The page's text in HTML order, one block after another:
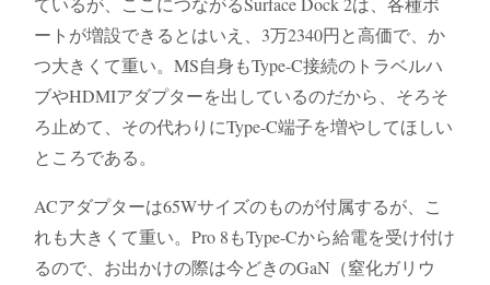
ートが増設できるとはいえ、3万2340円と高価で、か
つ大きくて重い。MS自身もType-C接続のトラベルハ
ブやHDMIアダプターを出しているのだから、そろそ
ろ止めて、その代わりにType-C端子を増やしてほしい
ところである。
ACアダプターは65Wサイズのものが付属するが、こ
れも大きくて重い。Pro 8もType-Cから給電を受け付け
るので、お出かけの際は今どきのGaN（窒化ガリウ